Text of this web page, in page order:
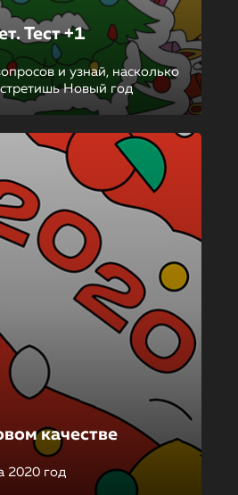
Тест +1
и узнай, насколько
Новый год
качестве
2020 год